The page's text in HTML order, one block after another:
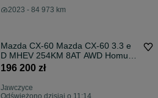
2023 - 84 973 km
Mazda CX-60 Mazda CX-60 3.3 e
D MHEV 254KM 8AT AWD Homura
Salon PL Serwis F-VAT 23
196 200 zł
Jawczyce